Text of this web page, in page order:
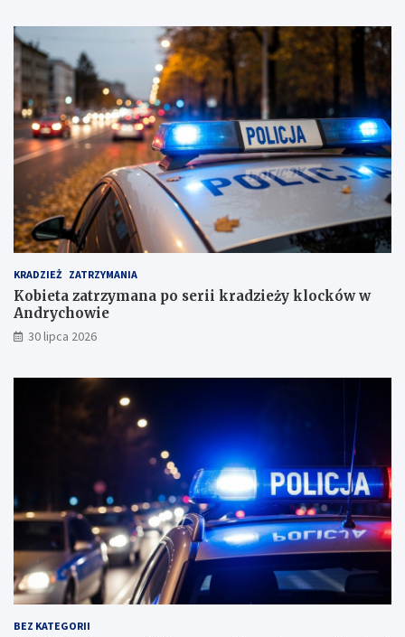
g
e
c
i
e
s
u
s
k
m
KRADZIEŻ ZATRZYMANIA
Kobieta zatrzymana po serii kradzieży klocków w
Andrychowie
30 lipca 2026
BEZ KATEGORII